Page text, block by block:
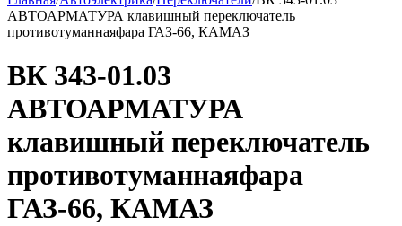
АВТОАРМАТУРА клавишный переключатель
противотуманнаяфара ГАЗ-66, КАМАЗ
ВК 343-01.03
АВТОАРМАТУРА
клавишный переключатель
противотуманнаяфара
ГАЗ-66, КАМАЗ